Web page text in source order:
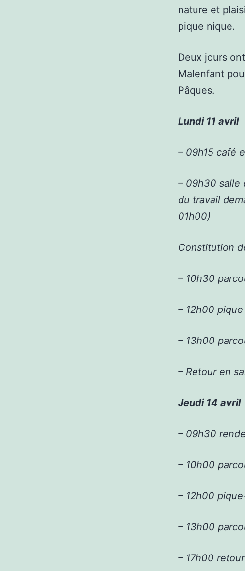
nature et
pique nique.
Deux jours
Malenfant
Pâques.
Lundi 11 avril
– 09h15 café
– 09h30 salle
du travail
01h00)
Constitution
– 10h30
– 12h00
– 13h00
– Retour en
Jeudi 14 avril
– 09h30
– 10h00
– 12h00
– 13h00
– 17h00